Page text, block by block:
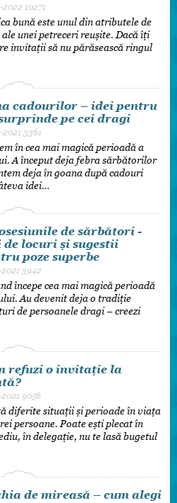
2022 10271
bună este unul din atributele de
ale unei petreceri reușite. Dacă îți
invitații să nu părăsească ringul
cadourilor – idei pentru
pe cei dragi
2021 3361
în cea mai magică perioadă a
A început deja febra sărbătorilor
deja în goana după cadouri
idei…
de sărbători -
de locuri și sugestii
poze superbe
3942
începe cea mai magică perioadă
Au devenit deja o tradiție
de persoanele dragi – creezi
refuzi o invitație la
9056
diferite situații și perioade în viața
persoane. Poate ești plecat în
în delegație, nu te lasă bugetul
de mireasă – cum alegi